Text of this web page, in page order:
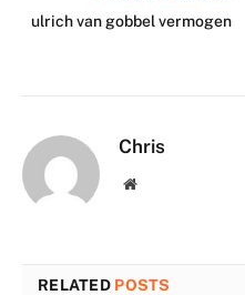
ulrich van gobbel vermogen
Chris
Website
RELATED POSTS